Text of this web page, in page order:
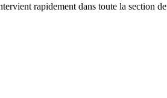
rapidement dans toute la section de